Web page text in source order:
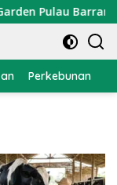
Pulau Barrang
Perkebunan